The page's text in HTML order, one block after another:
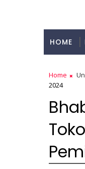
HOME
Home
2024